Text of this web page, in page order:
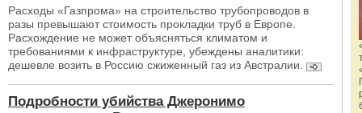
Расходы «Газпрома» на строительство трубопроводов в
разы превышают стоимость прокладки труб в Европе.
Расхождение не может объясняться климатом и
требованиями к инфраструктуре, убеждены аналитики:
дешевле возить в Россию сжиженный газ из Австралии.
Подробности убийства Джеронимо